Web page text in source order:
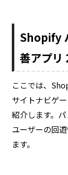
Shopify
善アプリ
ここでは、
サイトナビゲ
紹介します。
ユーザーの回
ます。